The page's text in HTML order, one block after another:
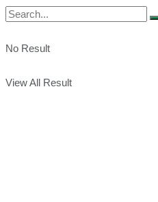
No Result
View All Result